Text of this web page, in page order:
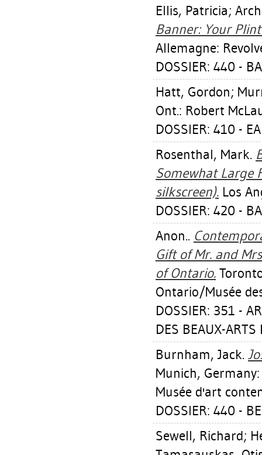
Ellis, Patricia;
Banner: Your
Allemagne:
DOSSIER: 440 -
Hatt, Gordon;
Ont.: Robert
DOSSIER: 410 -
Rosenthal, Mark.
Somewhat Large
silkscreen). Los
DOSSIER: 420 -
Anon..
Gift of Mr. and
of Ontario.
Ontario/Musée
DOSSIER: 351 -
DES BEAUX-
Burnham, Jack.
Munich,
Musée d'art
DOSSIER: 440 -
Sewell, Richard;